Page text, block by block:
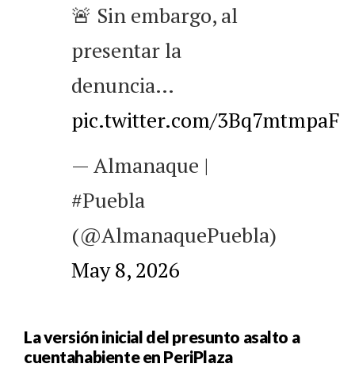
🚨 Sin embargo, al
presentar la
denuncia…
pic.twitter.com/3Bq7mtmpaF
— Almanaque |
#Puebla
(@AlmanaquePuebla)
May 8, 2026
La versión inicial del presunto asalto a
cuentahabiente en PeriPlaza